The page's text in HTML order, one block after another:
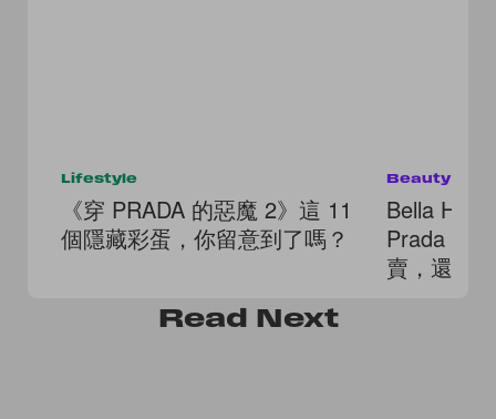
Lifestyle
《穿 PRADA 的惡魔 2》這 11
個隱藏彩蛋，你留意到了嗎？
Beauty
Bella
Prada 全
賣，還有
Read Next